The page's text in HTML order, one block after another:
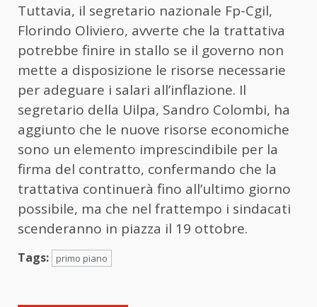
Tuttavia, il segretario nazionale Fp-Cgil,
Florindo Oliviero, avverte che la trattativa
potrebbe finire in stallo se il governo non
mette a disposizione le risorse necessarie
per adeguare i salari all’inflazione. Il
segretario della Uilpa, Sandro Colombi, ha
aggiunto che le nuove risorse economiche
sono un elemento imprescindibile per la
firma del contratto, confermando che la
trattativa continuerà fino all’ultimo giorno
possibile, ma che nel frattempo i sindacati
scenderanno in piazza il 19 ottobre.
Tags: primo piano